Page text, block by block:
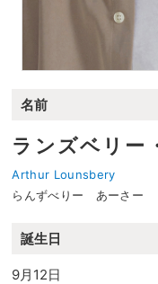
名前
ランズベリー
Arthur Lounsbery
らんずべりー あーさー
誕生日
9月12日